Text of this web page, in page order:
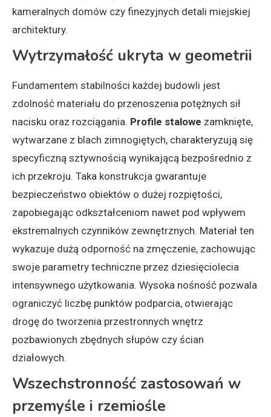
kameralnych domów czy finezyjnych detali miejskiej
architektury.
Wytrzymałość ukryta w geometrii
Fundamentem stabilności każdej budowli jest
zdolność materiału do przenoszenia potężnych sił
nacisku oraz rozciągania. Profile stalowe zamknięte,
wytwarzane z blach zimnogiętych, charakteryzują się
specyficzną sztywnością wynikającą bezpośrednio z
ich przekroju. Taka konstrukcja gwarantuje
bezpieczeństwo obiektów o dużej rozpiętości,
zapobiegając odkształceniom nawet pod wpływem
ekstremalnych czynników zewnętrznych. Materiał ten
wykazuje dużą odporność na zmęczenie, zachowując
swoje parametry techniczne przez dziesięciolecia
intensywnego użytkowania. Wysoka nośność pozwala
ograniczyć liczbę punktów podparcia, otwierając
drogę do tworzenia przestronnych wnętrz
pozbawionych zbędnych słupów czy ścian
działowych.
Wszechstronność zastosowań w
przemyśle i rzemiośle